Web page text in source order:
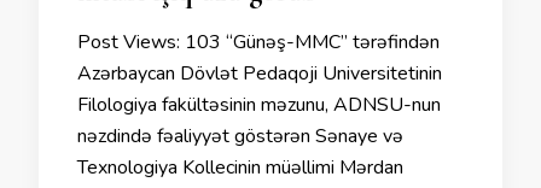
Post Views: 103 “Günəş-MMC” tərəfindən
Azərbaycan Dövlət Pedaqoji Universitetinin
Filologiya fakültəsinin məzunu, ADNSU-nun
nəzdində fəaliyyət göstərən Sənaye və
Texnologiya Kollecinin müəllimi Mərdan